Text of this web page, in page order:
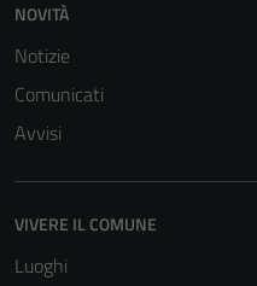
NOVITÀ
Notizie
Comunicati
Avvisi
VIVERE IL COMUNE
Luoghi